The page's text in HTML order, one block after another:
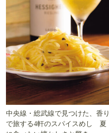
中央線・総武線で見つけた、香り
で旅する4軒のスパイスめし 夏